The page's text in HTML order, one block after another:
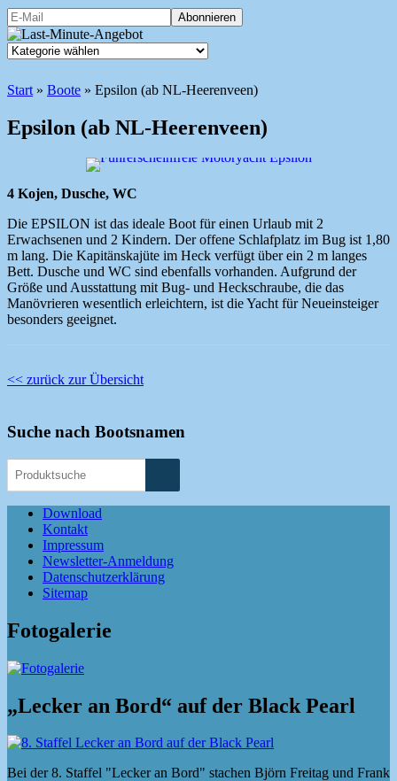
Start » Boote » Epsilon (ab NL-Heerenveen)
Epsilon (ab NL-Heerenveen)
4 Kojen, Dusche, WC
Die EPSILON ist das ideale Boot für einen Urlaub mit 2
Erwachsenen und 2 Kindern. Der offene Schlafplatz im Bug ist 1,80
m lang. Die Kapitänskajüte im Heck verfügt über ein 2 m langes
Bett. Dusche und WC sind ebenfalls vorhanden. Aufgrund der
Größe und Ausstattung mit Bug- und Heckschraube, die das
Manövrieren wesentlich erleichtern, ist die Yacht für Neueinsteiger
besonders geeignet.
<< zurück zur Übersicht
Suche nach Bootsnamen
Download
Kontakt
Impressum
Newsletter-Anmeldung
Datenschutzerklärung
Sitemap
Fotogalerie
„Lecker an Bord“ auf der Black Pearl
Bei der 8. Staffel "Lecker an Bord" stachen Björn Freitag und Frank